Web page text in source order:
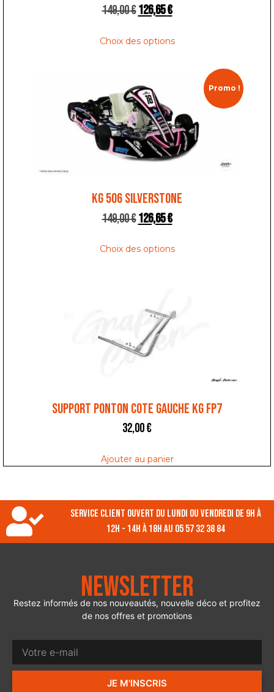
149,00€126,65€
Choix des options
Promo !
KG 506 SILVERSTONE
149,00€126,65€
Choix des options
SUPPORT PONTON COTE GAUCHE KG FP7
32,00€
Ajouter au panier
Service client ouvert du lundi ou vendredi de 9h à
12h - 14h à 18h au 05 57 32 38 84
Newsletter
Restez informés de nos nouveautés, nouvelle déco et profitez
de nos offres et promotions
JE M'INSCRIS